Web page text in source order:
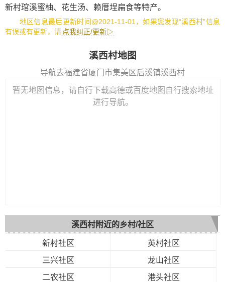
新村琯溪蜜柚、 花生汤、 赖厝埕扁食等特产。
地区信息最后更新时间@2021-11-01，如果您发现“溪西村”信息
有误或有更新，请 点我纠正/更新▷
溪西村地图
导航去福建省厦门市集美区后溪镇溪西村
暂无地图信息，请自行下载高德或百度地图自行搜索地址
进行导航。
溪西村附近的乡村/社区
新村社区
英村社区
三兴社区
龙山社区
二农社区
港头社区